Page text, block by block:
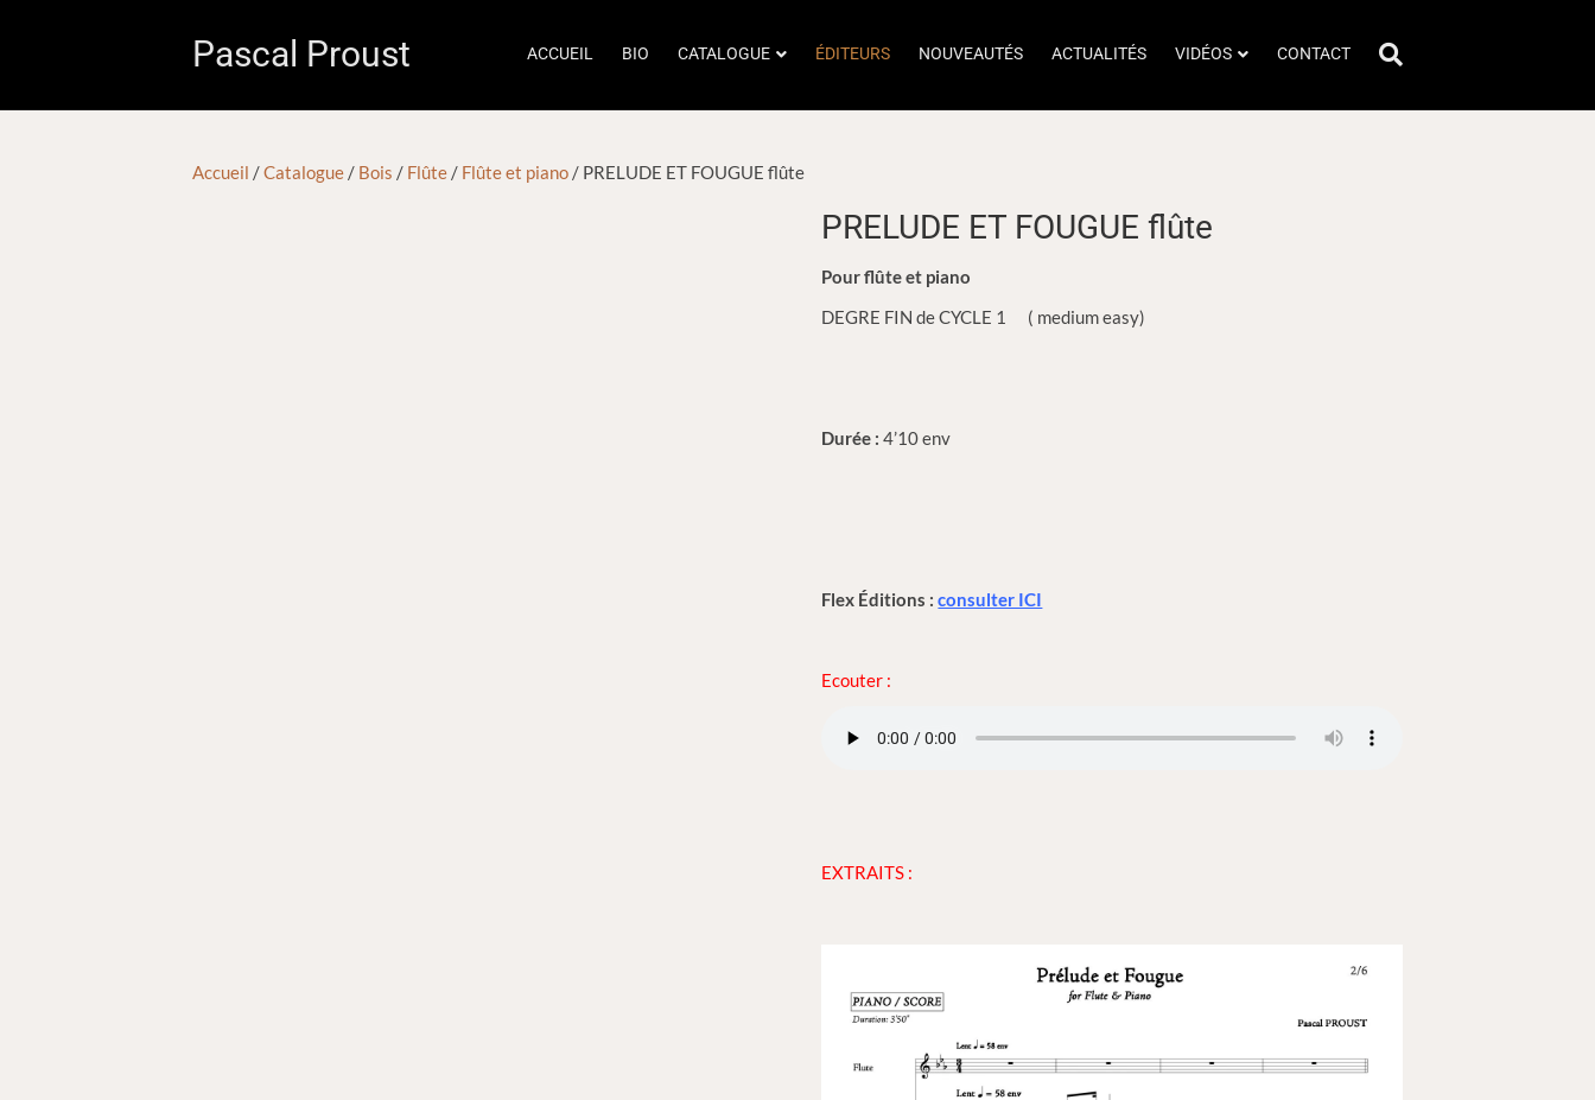
Pascal Proust ACCUEIL BIO CATALOGUE ÉDITEURS NOUVEAUTÉS ACTUALITÉS VIDÉOS CONTACT
Accueil /Catalogue / Bois / Flûte / Flûte et piano / PRELUDE ET FOUGUE flûte
PRELUDE ET FOUGUE flûte
Pour flûte et piano
DEGRE FIN de CYCLE 1 ( medium easy)
Durée : 4’10 env
Flex Éditions :consulter ICI
Ecouter :
EXTRAITS :